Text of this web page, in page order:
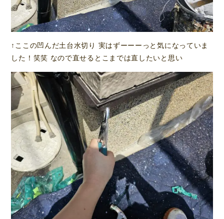
↑ここの凹んだ土台水切り 実はずーーーっと気になっていま
した！笑笑 なので直せるとこまでは直したいと思い